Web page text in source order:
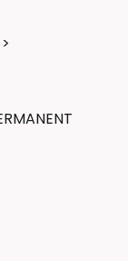
>